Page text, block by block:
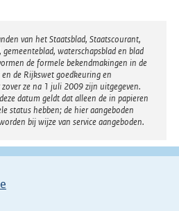
van het Staatsblad, Staatscourant,
waterschapsblad en blad
de formele bekendmakingen in de
de Rijkswet goedkeuring en
ze na 1 juli 2009 zijn uitgegeven.
datum geldt dat alleen de in papieren
status hebben; de hier aangeboden
bij wijze van service aangeboden.